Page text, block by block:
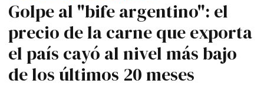
Golpe al "bife argentino": el
precio de la carne que exporta
el país cayó al nivel más bajo
de los últimos 20 meses